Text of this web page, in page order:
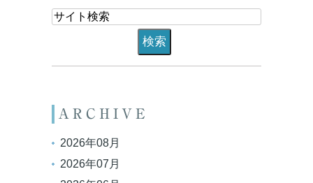
ARCHIVE
2026年08月
2026年07月